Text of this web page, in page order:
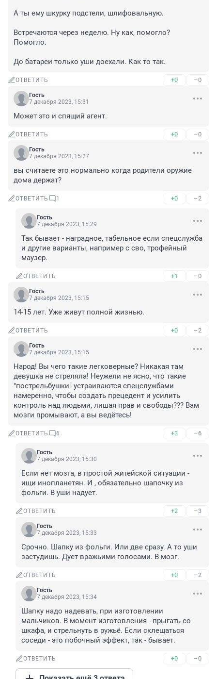
А ты ему шкурку подстели, шлифовальную.
Встречаются через неделю. Ну как, помогло?
Помогло.
До батареи только уши доехали. Как то так.
ОТВЕТИТЬ +0 –0
Гость
7 декабря 2023, 15:31
Может это и спящий агент.
ОТВЕТИТЬ +0 –0
Гость
7 декабря 2023, 15:27
вы считаете это нормально когда родители оружие
дома держат?
ОТВЕТИТЬ 1 +0 –2
Гость
7 декабря 2023, 15:29
Так бывает - наградное, табельное если спецслужба
и другие варианты, например с сво, трофейный
маузер.
ОТВЕТИТЬ +1 –0
Гость
7 декабря 2023, 15:15
14-15 лет. Уже живут полной жизнью.
ОТВЕТИТЬ +0 –2
Гость
7 декабря 2023, 15:15
Народ! Вы чего такие легковерные? Никакая там
девушка не стреляла! Неужели не ясно, что такие
"пострельбушки" устраиваются спецслужбами
намеренно, чтобы создать прецедент и усилить
контроль над людьми, лишая прав и свободы??? Вам
мозги промывают, а вы ведётесь!
ОТВЕТИТЬ 6 +3 –6
Гость
7 декабря 2023, 15:30
Если нет мозга, в простой житейской ситуации -
ищи инопланетян. И , обязательно шапочку из
фольги. В уши надует.
ОТВЕТИТЬ +2 –3
Гость
7 декабря 2023, 15:33
Срочно. Шапку из фольги. Или две сразу. А то уши
застудишь. Дует вражьими голосами. В мозг.
ОТВЕТИТЬ +0 –2
Гость
7 декабря 2023, 15:34
Шапку надо надевать, при изготовлении
мальчиков. В момент изготовления - прыгать со
шкафа, и стрельнуть в ружьё. Если склещаться
соседи - это побочный эффект, так - бывает.
ОТВЕТИТЬ +0 –0